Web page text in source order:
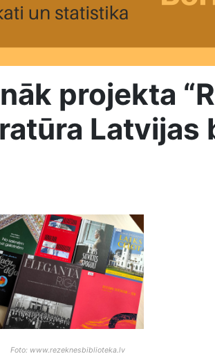
projekta
Latvijas
Foto: www.rezeknesbiblioteka.lv